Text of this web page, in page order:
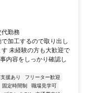
勤務
加工するので取り出し
未経験の方も大歓迎で
内容をしっかり確認し
援あり
フリーター歓迎
固定時間制
職場見学可